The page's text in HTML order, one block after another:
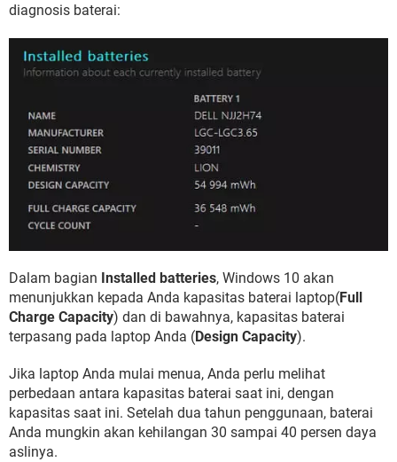
diagnosis baterai:
Dalam bagian Installed batteries, Windows 10 akan
menunjukkan kepada Anda kapasitas baterai laptop(Full
Charge Capacity) dan di bawahnya, kapasitas baterai
terpasang pada laptop Anda (Design Capacity).
Jika laptop Anda mulai menua, Anda perlu melihat
perbedaan antara kapasitas baterai saat ini, dengan
kapasitas saat ini. Setelah dua tahun penggunaan, baterai
Anda mungkin akan kehilangan 30 sampai 40 persen daya
aslinya.